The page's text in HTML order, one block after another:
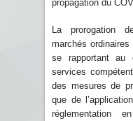
propagation du
La prorogation
marchés
se rapportant au
services
des mesures de
que de
réglementation